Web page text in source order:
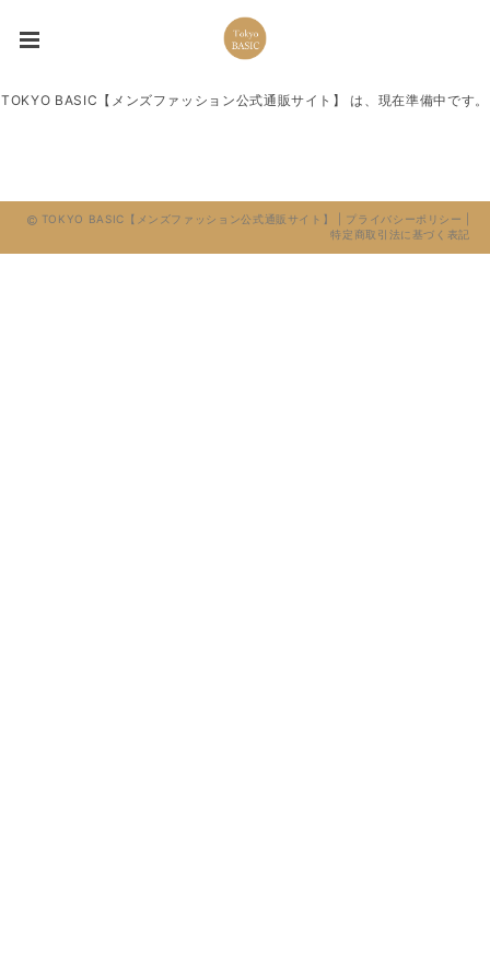
TOKYO BASIC【メンズファッション公式通販サイト】 は、現在準備中です。
TOKYO BASIC【メンズファッション公式通販サイト】 | プライバシーポリシー
特定商取引法に基づく表記